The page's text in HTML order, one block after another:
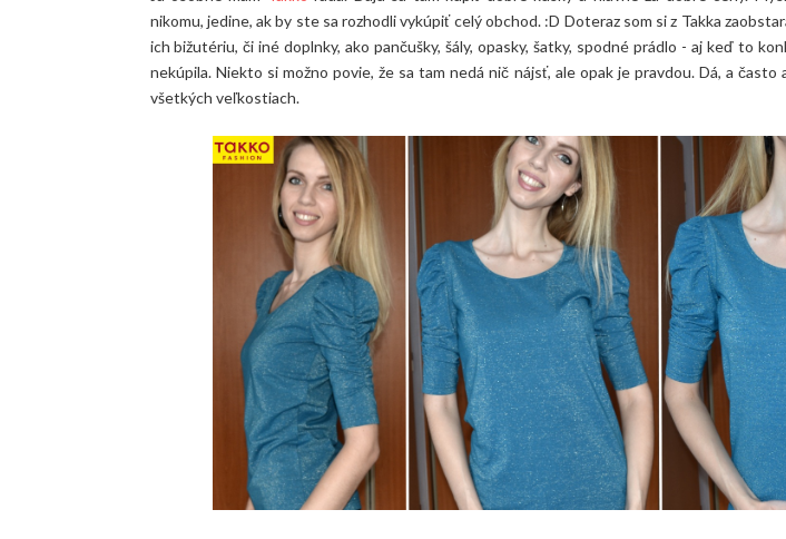
nikomu, jedine, ak by ste sa rozhodli vykúpiť celý obchod. :D Doteraz som si z Takka
ich bižutériu, či iné doplnky, ako pančušky, šály, opasky, šatky, spodné prádlo - aj keď to
nekúpila. Niekto si možno povie, že sa tam nedá nič nájsť, ale opak je pravdou. Dá, a často
všetkých veľkostiach.